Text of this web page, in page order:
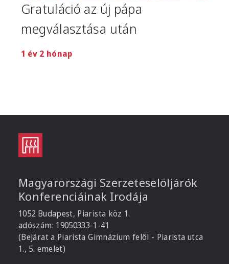
Gratuláció az új pápa
megválasztása után
1 év 2 hónap
Magyarországi Szerzeteselöljárók
Konferenciáinak Irodája
1052 Budapest, Piarista köz 1.
adószám: 19050333-1-41
(Bejárat a Piarista Gimnázium felől - Piarista utca
1., 5. emelet)